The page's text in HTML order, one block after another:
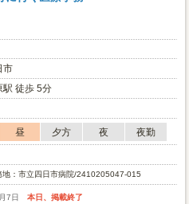
市
駅 徒歩 5分
昼 夕方 夜
夜勤
：市立四日市病院/2410205047-015
7日 本日、掲載終了